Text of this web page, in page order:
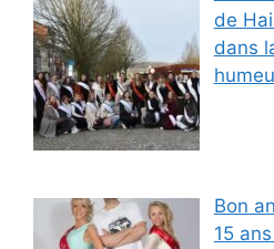
de
dans
Bon
15